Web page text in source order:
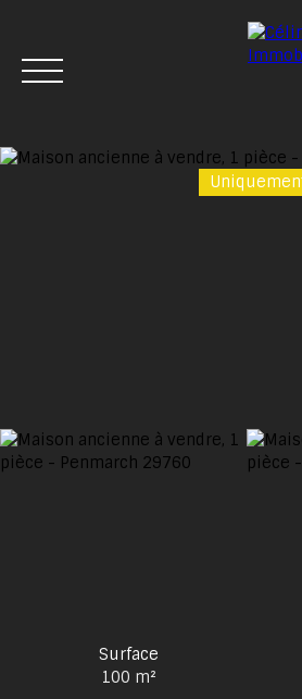
Estimation
Surface
100 m²